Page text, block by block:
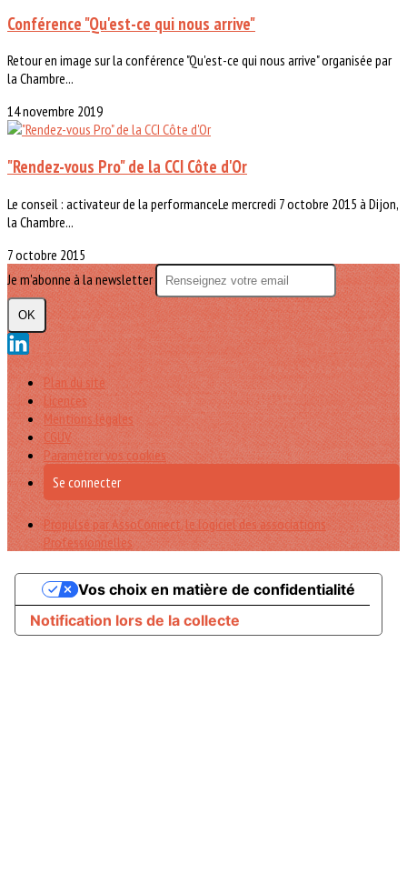
Conférence "Qu'est-ce qui nous arrive"
Retour en image sur la conférence "Qu'est-ce qui nous arrive" organisée par
la Chambre...
14 novembre 2019
"Rendez-vous Pro" de la CCI Côte d'Or
Le conseil : activateur de la performanceLe mercredi 7 octobre 2015 à Dijon,
la Chambre...
7 octobre 2015
Je m'abonne à la newsletter
OK
Plan du site
Licences
Mentions légales
CGUV
Paramétrer vos cookies
Se connecter
Propulsé par AssoConnect, le logiciel des associations
Professionnelles
Notification lors de la collecte
Vos choix en matière de confidentialité